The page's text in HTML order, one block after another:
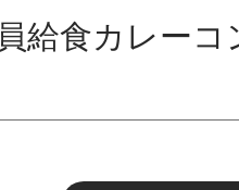
給食カレーコ